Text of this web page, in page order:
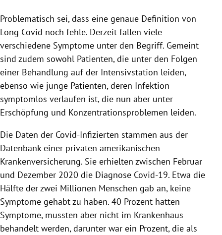
Problematisch sei, dass eine genaue Definition von
Long Covid noch fehle. Derzeit fallen viele
verschiedene Symptome unter den Begriff. Gemeint
sind zudem sowohl Patienten, die unter den Folgen
einer Behandlung auf der Intensivstation leiden,
ebenso wie junge Patienten, deren Infektion
symptomlos verlaufen ist, die nun aber unter
Erschöpfung und Konzentrationsproblemen leiden.
Die Daten der Covid-Infizierten stammen aus der
Datenbank einer privaten amerikanischen
Krankenversicherung. Sie erhielten zwischen Februar
und Dezember 2020 die Diagnose Covid-19. Etwa die
Hälfte der zwei Millionen Menschen gab an, keine
Symptome gehabt zu haben. 40 Prozent hatten
Symptome, mussten aber nicht im Krankenhaus
behandelt werden, darunter war ein Prozent, die als